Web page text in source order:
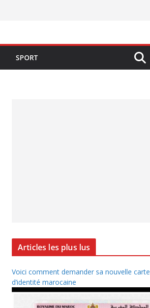
SPORT
Articles les plus lus
Voici comment demander sa nouvelle carte
d’identité marocaine